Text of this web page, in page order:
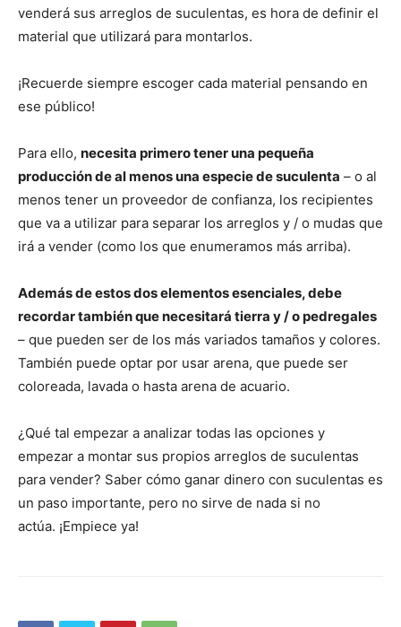
venderá sus arreglos de suculentas, es hora de definir el
material que utilizará para montarlos.
¡Recuerde siempre escoger cada material pensando en
ese público!
Para ello, necesita primero tener una pequeña
producción de al menos una especie de suculenta – o al
menos tener un proveedor de confianza, los recipientes
que va a utilizar para separar los arreglos y / o mudas que
irá a vender (como los que enumeramos más arriba).
Además de estos dos elementos esenciales, debe
recordar también que necesitará tierra y / o pedregales
– que pueden ser de los más variados tamaños y colores.
También puede optar por usar arena, que puede ser
coloreada, lavada o hasta arena de acuario.
¿Qué tal empezar a analizar todas las opciones y
empezar a montar sus propios arreglos de suculentas
para vender? Saber cómo ganar dinero con suculentas es
un paso importante, pero no sirve de nada si no
actúa. ¡Empiece ya!